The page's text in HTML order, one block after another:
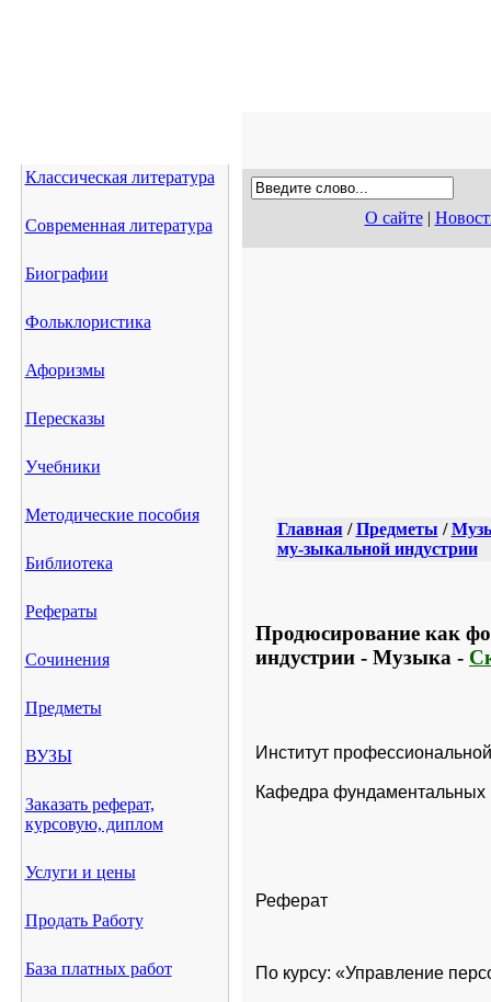
Классическая литература
Современная литература
Биографии
Фольклористика
Афоризмы
Пересказы
Учебники
Методические пособия
Библиотека
Рефераты
Сочинения
Предметы
ВУЗЫ
Заказать реферат,
курсовую, диплом
Услуги и цены
Продать Работу
База платных работ
О сайте|
Главная/Предметы /
му-зыкальной индустрии
Продюсирование как
индустрии - Музыка -
Институт
Кафедра
Реферат
По курсу: «Управление